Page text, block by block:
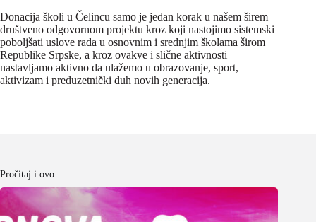
Donacija školi u Čelincu samo je jedan korak u našem širem
društveno odgovornom projektu kroz koji nastojimo sistemski
poboljšati uslove rada u osnovnim i srednjim školama širom
Republike Srpske, a kroz ovakve i slične aktivnosti
nastavljamo aktivno da ulažemo u obrazovanje, sport,
aktivizam i preduzetnički duh novih generacija.
Pročitaj i ovo